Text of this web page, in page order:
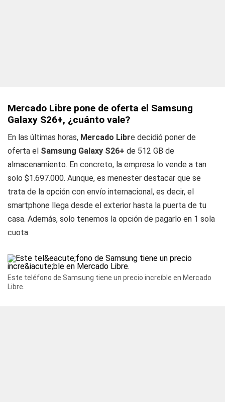
Mercado Libre pone de oferta el Samsung
Galaxy S26+, ¿cuánto vale?
En las últimas horas, Mercado Libre decidió poner de
oferta el Samsung Galaxy S26+ de 512 GB de
almacenamiento. En concreto, la empresa lo vende a tan
solo $1.697.000. Aunque, es menester destacar que se
trata de la opción con envío internacional, es decir, el
smartphone llega desde el exterior hasta la puerta de tu
casa. Además, solo tenemos la opción de pagarlo en 1 sola
cuota.
Este teléfono de Samsung tiene un precio increíble en Mercado
Libre.